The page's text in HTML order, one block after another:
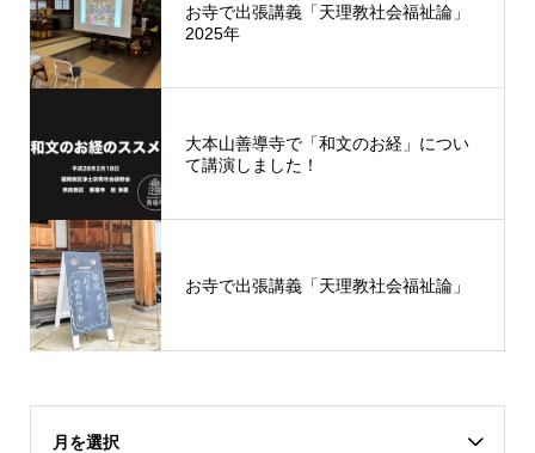
お寺で出張講義「天理教社会福祉論」
2025年
大本山善導寺で「和文のお経」につい
て講演しました！
お寺で出張講義「天理教社会福祉論」
月を選択